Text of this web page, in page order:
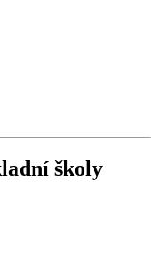
školy